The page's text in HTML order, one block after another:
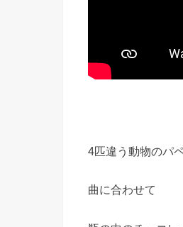
4匹違う動物のパ
曲に合わせて